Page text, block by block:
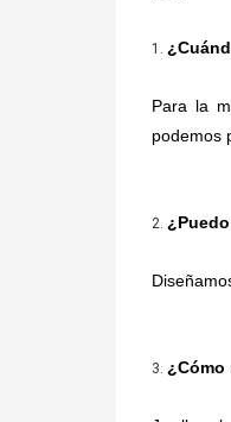
1.
Para la
podemos
2.
3.